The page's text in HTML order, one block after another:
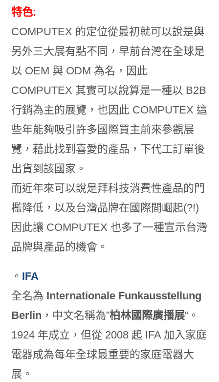
特色:
COMPUTEX 的定位從最初就可以說是與
另外三大展有點不同，早前台灣在全球是
以 OEM 與 ODM 為名，因此
COMPUTEX 其實可以說算是一種以 B2B
行銷為主的展覽，也因此 COMPUTEX 這
些年能夠吸引許多國際買主前來參觀展
覽，藉此找到喜愛的產品，下代工訂單後
出貨到該國家。
而近年來可以說是拜科技消費性產品的門
檻降低，以及台灣品牌在國際間崛起(?!)
因此讓 COMPUTEX 也多了一種宣示台灣
品牌與產品的機會。
。 IFA
全名為 Internationale Funkausstellung
Berlin ，中文名稱為”柏林國際廣播展“。
1924 年成立，但從 2008 起 IFA 加入家庭
電器成為每年全球最重要的家庭電器大
展。